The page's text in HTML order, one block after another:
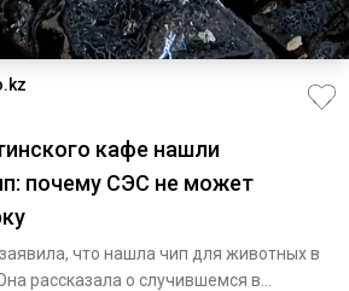
кафе нашли
почему СЭС не может
что нашла чип для животных в
рассказала о случившемся в